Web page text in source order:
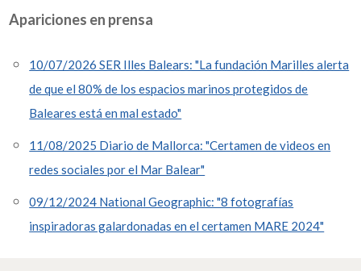
Apariciones en prensa
10/07/2026 SER Illes Balears: "La fundación Marilles alerta
de que el 80% de los espacios marinos protegidos de
Baleares está en mal estado"
11/08/2025 Diario de Mallorca: "Certamen de videos en
redes sociales por el Mar Balear"
09/12/2024 National Geographic: "8 fotografías
inspiradoras galardonadas en el certamen MARE 2024"